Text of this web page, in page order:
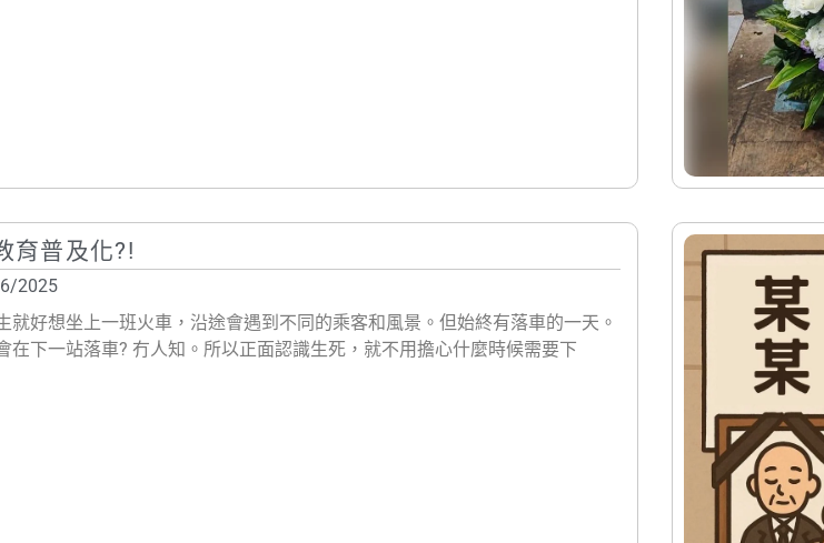
育普及化?!
2025
就好想坐上一班火車，沿途會遇到不同的乘客和風景。但始終有落車的一天。
在下一站落車? 冇人知。所以正面認識生死，就不用擔心什麼時候需要下